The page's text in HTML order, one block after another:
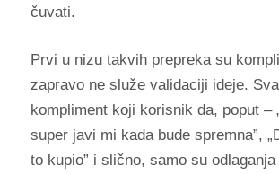
čuvati.
Prvi u nizu takvih prepreka su
zapravo ne služe validaciji ideje.
kompliment koji korisnik da, poput –
super javi mi kada bude spremna”,
to kupio” i slično, samo su odlaganja